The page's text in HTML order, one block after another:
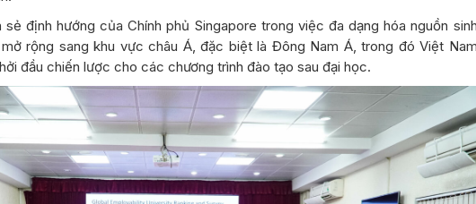
định hướng của Chính phủ Singapore trong việc đa dạng hóa nguồn sinh
rộng sang khu vực châu Á, đặc biệt là Đông Nam Á, trong đó Việt Nam
đầu chiến lược cho các chương trình đào tạo sau đại học.